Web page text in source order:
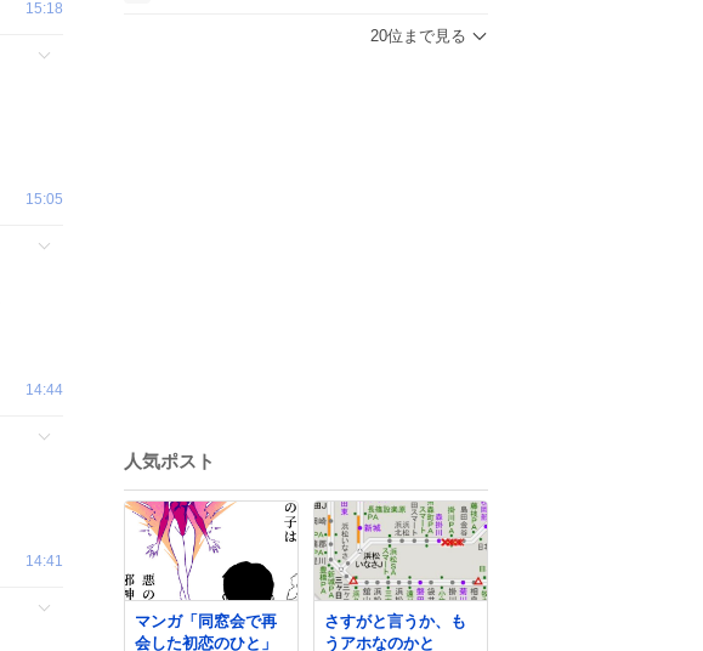
15:18
15:05
14:44
14:41
20位まで見る
人気ポスト
マンガ「同窓会で再
会した初恋のひと」
さすがと言うか、も
うアホなのかと